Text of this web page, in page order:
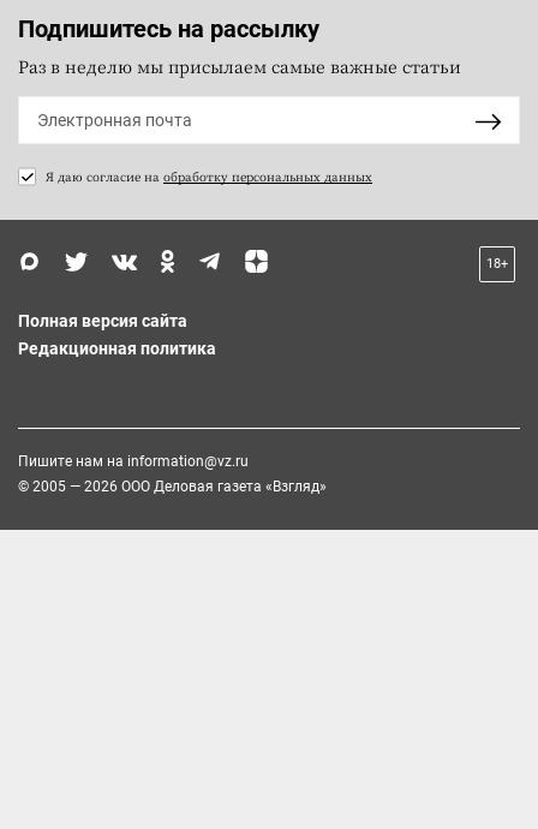
Подпишитесь на рассылку
Раз в неделю мы присылаем самые важные статьи
Я даю согласие на обработку персональных данных
18+
Полная версия сайта
Редакционная политика
Пишите нам на information@vz.ru
© 2005 — 2026 ООО Деловая газета «Взгляд»